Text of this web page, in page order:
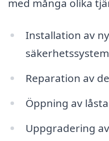
med många olika
Installation av
säkerhetssystem
Reparation av
Öppning av
Uppgradering